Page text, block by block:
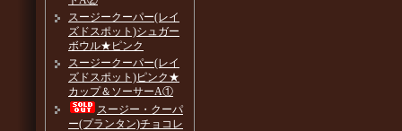
スージークーパー(レイ
ズドスポット)シュガー
ボウル★ピンク
スージークーパー(レイ
ズドスポット)ピンク★
カップ＆ソーサーA①
スージー・クーパ
ー(プランタン)チョコレ